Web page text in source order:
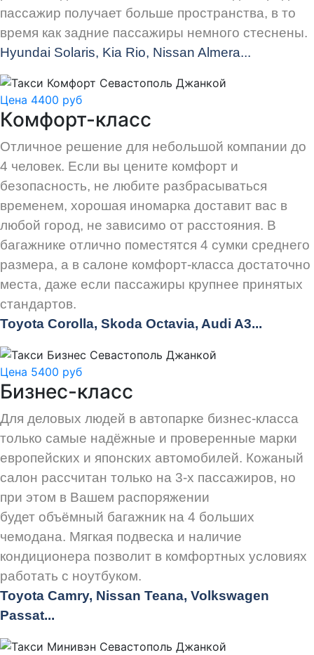
пассажир получает больше пространства, в то
время как задние пассажиры немного стеснены.
Hyundai Solaris, Kia Rio, Nissan Almera...
Цена 4400 руб
Комфорт-класс
Отличное решение для небольшой компании до
4 человек. Если вы цените комфорт и
безопасность, не любите разбрасываться
временем, хорошая иномарка доставит вас в
любой город, не зависимо от расстояния. В
багажнике отлично поместятся 4 сумки среднего
размера, а в салоне комфорт-класса достаточно
места, даже если пассажиры крупнее принятых
стандартов.
Toyota Corolla, Skoda Octavia, Audi A3...
Цена 5400 руб
Бизнес-класс
Для деловых людей в автопарке бизнес-класса
только самые надёжные и проверенные марки
европейских и японских автомобилей. Кожаный
салон рассчитан только на 3-х пассажиров, но
при этом в Вашем распоряжении
будет объёмный багажник на 4 больших
чемодана. Мягкая подвеска и наличие
кондиционера позволит в комфортных условиях
работать с ноутбуком.
Toyota Camry, Nissan Teana, Volkswagen
Passat...